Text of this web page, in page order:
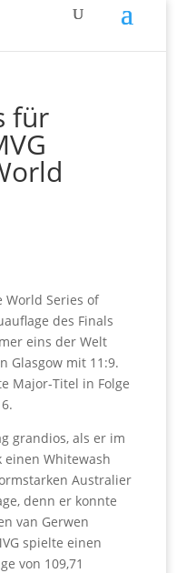
für
World Series of
des Finals
eins der Welt
Glasgow mit 11:9.
Major-Titel in Folge
grandios, als er im
einen Whitewash
Australier
denn er konnte
van Gerwen
spielte einen
von 109,71